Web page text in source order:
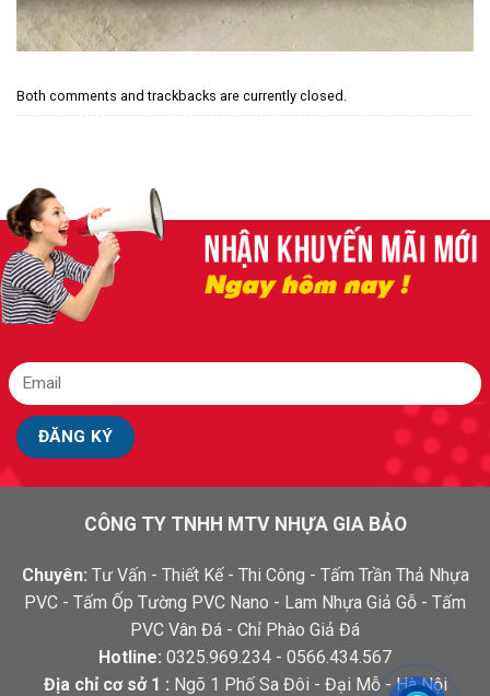
Both comments and trackbacks are currently closed.
CÔNG TY TNHH MTV NHỰA GIA BẢO
Chuyên: Tư Vấn - Thiết Kế - Thi Công - Tấm Trần Thả Nhựa
PVC - Tấm Ốp Tường PVC Nano - Lam Nhựa Giả Gỗ - Tấm
PVC Vân Đá - Chỉ Phào Giả Đá
Hotline: 0325.969.234 - 0566.434.567
Địa chỉ cơ sở 1 : Ngõ 1 Phố Sa Đôi - Đại Mỗ - Hà Nội